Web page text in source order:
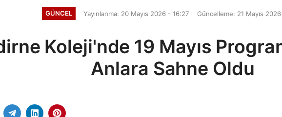
GÜNCEL Yayınlanma: 20 Mayıs 2026 - 16:27 Güncelleme: 21 Mayıs
Koleji'nde 19 Mayıs
Anlara Sahne Oldu